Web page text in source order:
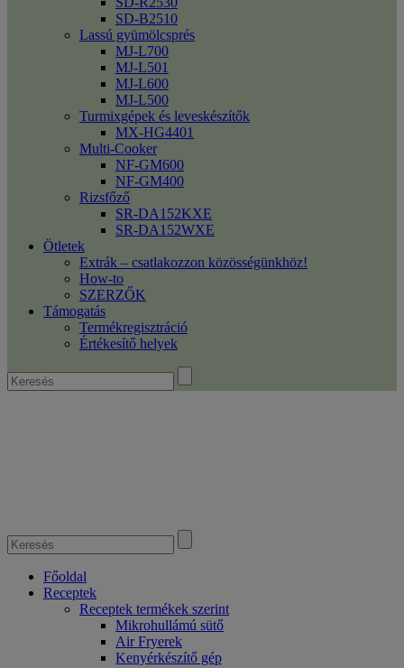
SD-B2510
Lassú gyümölcsprés
MJ-L700
MJ-L501
MJ-L600
MJ-L500
Turmixgépek és leveskészítők
MX-HG4401
Multi-Cooker
NF-GM600
NF-GM400
Rizsfőző
SR-DA152KXE
SR-DA152WXE
Ötletek
Extrák – csatlakozzon közösségünkhöz!
How-to
SZERZŐK
Támogatás
Termékregisztráció
Értékesítő helyek
Főoldal
Receptek
Receptek termékek szerint
Mikrohullámú sütő
Air Fryerek
Kenyérkészítő gép